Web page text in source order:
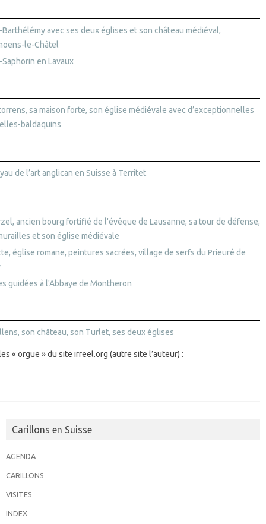
Barthélémy avec ses deux églises et son château médiéval,
le-Châtel
Saphorin en Lavaux
sa maison forte, son église médiévale avec d’exceptionnelles
baldaquins
de l’art anglican en Suisse à Territet
ancien bourg fortifié de l'évêque de Lausanne, sa tour de défense,
et son église médiévale
église romane, peintures sacrées, village de serfs du Prieuré de
guidées à l'Abbaye de Montheron
son château, son Turlet, ses deux églises
« orgue » du site irreel.org (autre site l’auteur) :
Carillons en Suisse
AGENDA
CARILLONS
VISITES
INDEX